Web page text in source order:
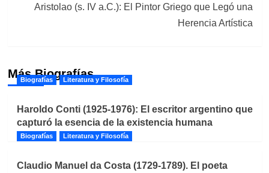
Aristolao (s. IV a.C.): El Pintor Griego que Legó una
Herencia Artística
Más Biografías
Biografías Literatura y Filosofía
Haroldo Conti (1925-1976): El escritor argentino que
capturó la esencia de la existencia humana
Biografías Literatura y Filosofía
Claudio Manuel da Costa (1729-1789). El poeta